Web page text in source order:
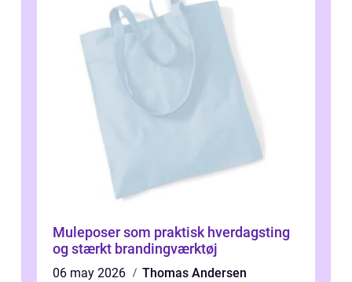
Muleposer som praktisk hverdagsting
og stærkt brandingværktøj
06 may 2026
Thomas Andersen